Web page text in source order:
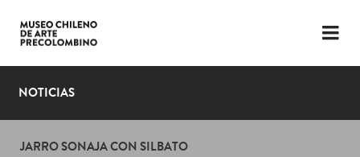
LENGUAJE
PLANIFICA TU VISITA
NOTICIAS
JARRO SONAJA CON SILBATO